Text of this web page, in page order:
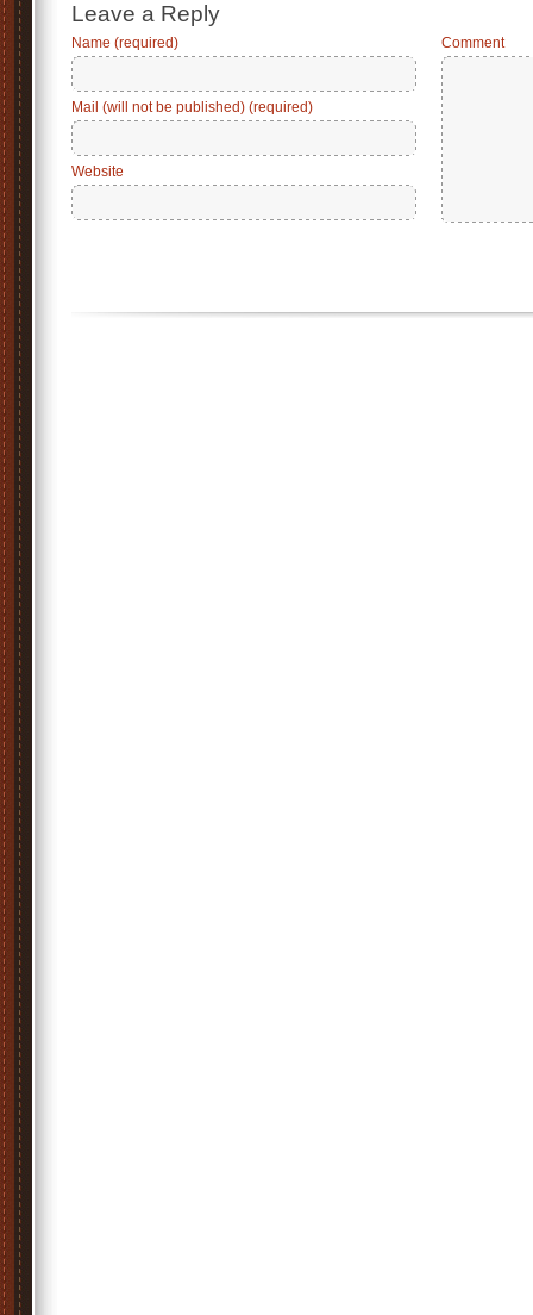
Leave a Reply
Name (required)
Mail (will not be published) (required)
Website
Comment